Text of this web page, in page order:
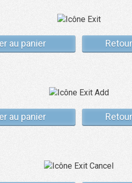
au panier
au panier